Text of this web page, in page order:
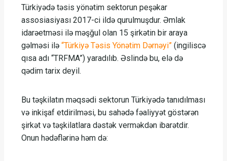
Türkiyədə təsis yönətim sektorun peşəkar
assosiasiyası 2017-ci ildə qurulmuşdur. Əmlak
idarəetməsi ilə məşğul olan 15 şirkətin bir araya
gəlməsi ilə “Türkiyə Təsis Yönətim Dərnəyi” (ingiliscə
qısa adı “TRFMA”) yaradılıb. Əslində bu, elə də
qədim tarix deyil.
Bu təşkilatın məqsədi sektorun Türkiyədə tanıdılması
və inkişaf etdirilməsi, bu sahədə fəaliyyət göstərən
şirkət və təşkilatlara dəstək verməkdən ibarətdir.
Onun hədəflərinə həm də: